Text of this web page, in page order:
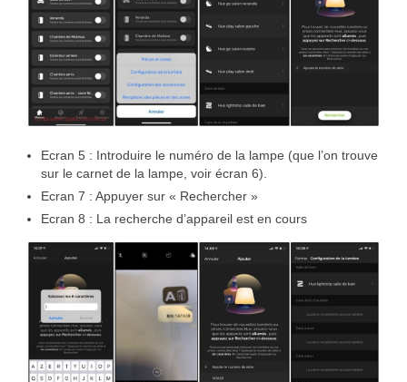
Ecran 5 : Introduire le numéro de la lampe (que l’on trouve
sur le carnet de la lampe, voir écran 6).
Ecran 7 : Appuyer sur « Rechercher »
Ecran 8 : La recherche d’appareil est en cours